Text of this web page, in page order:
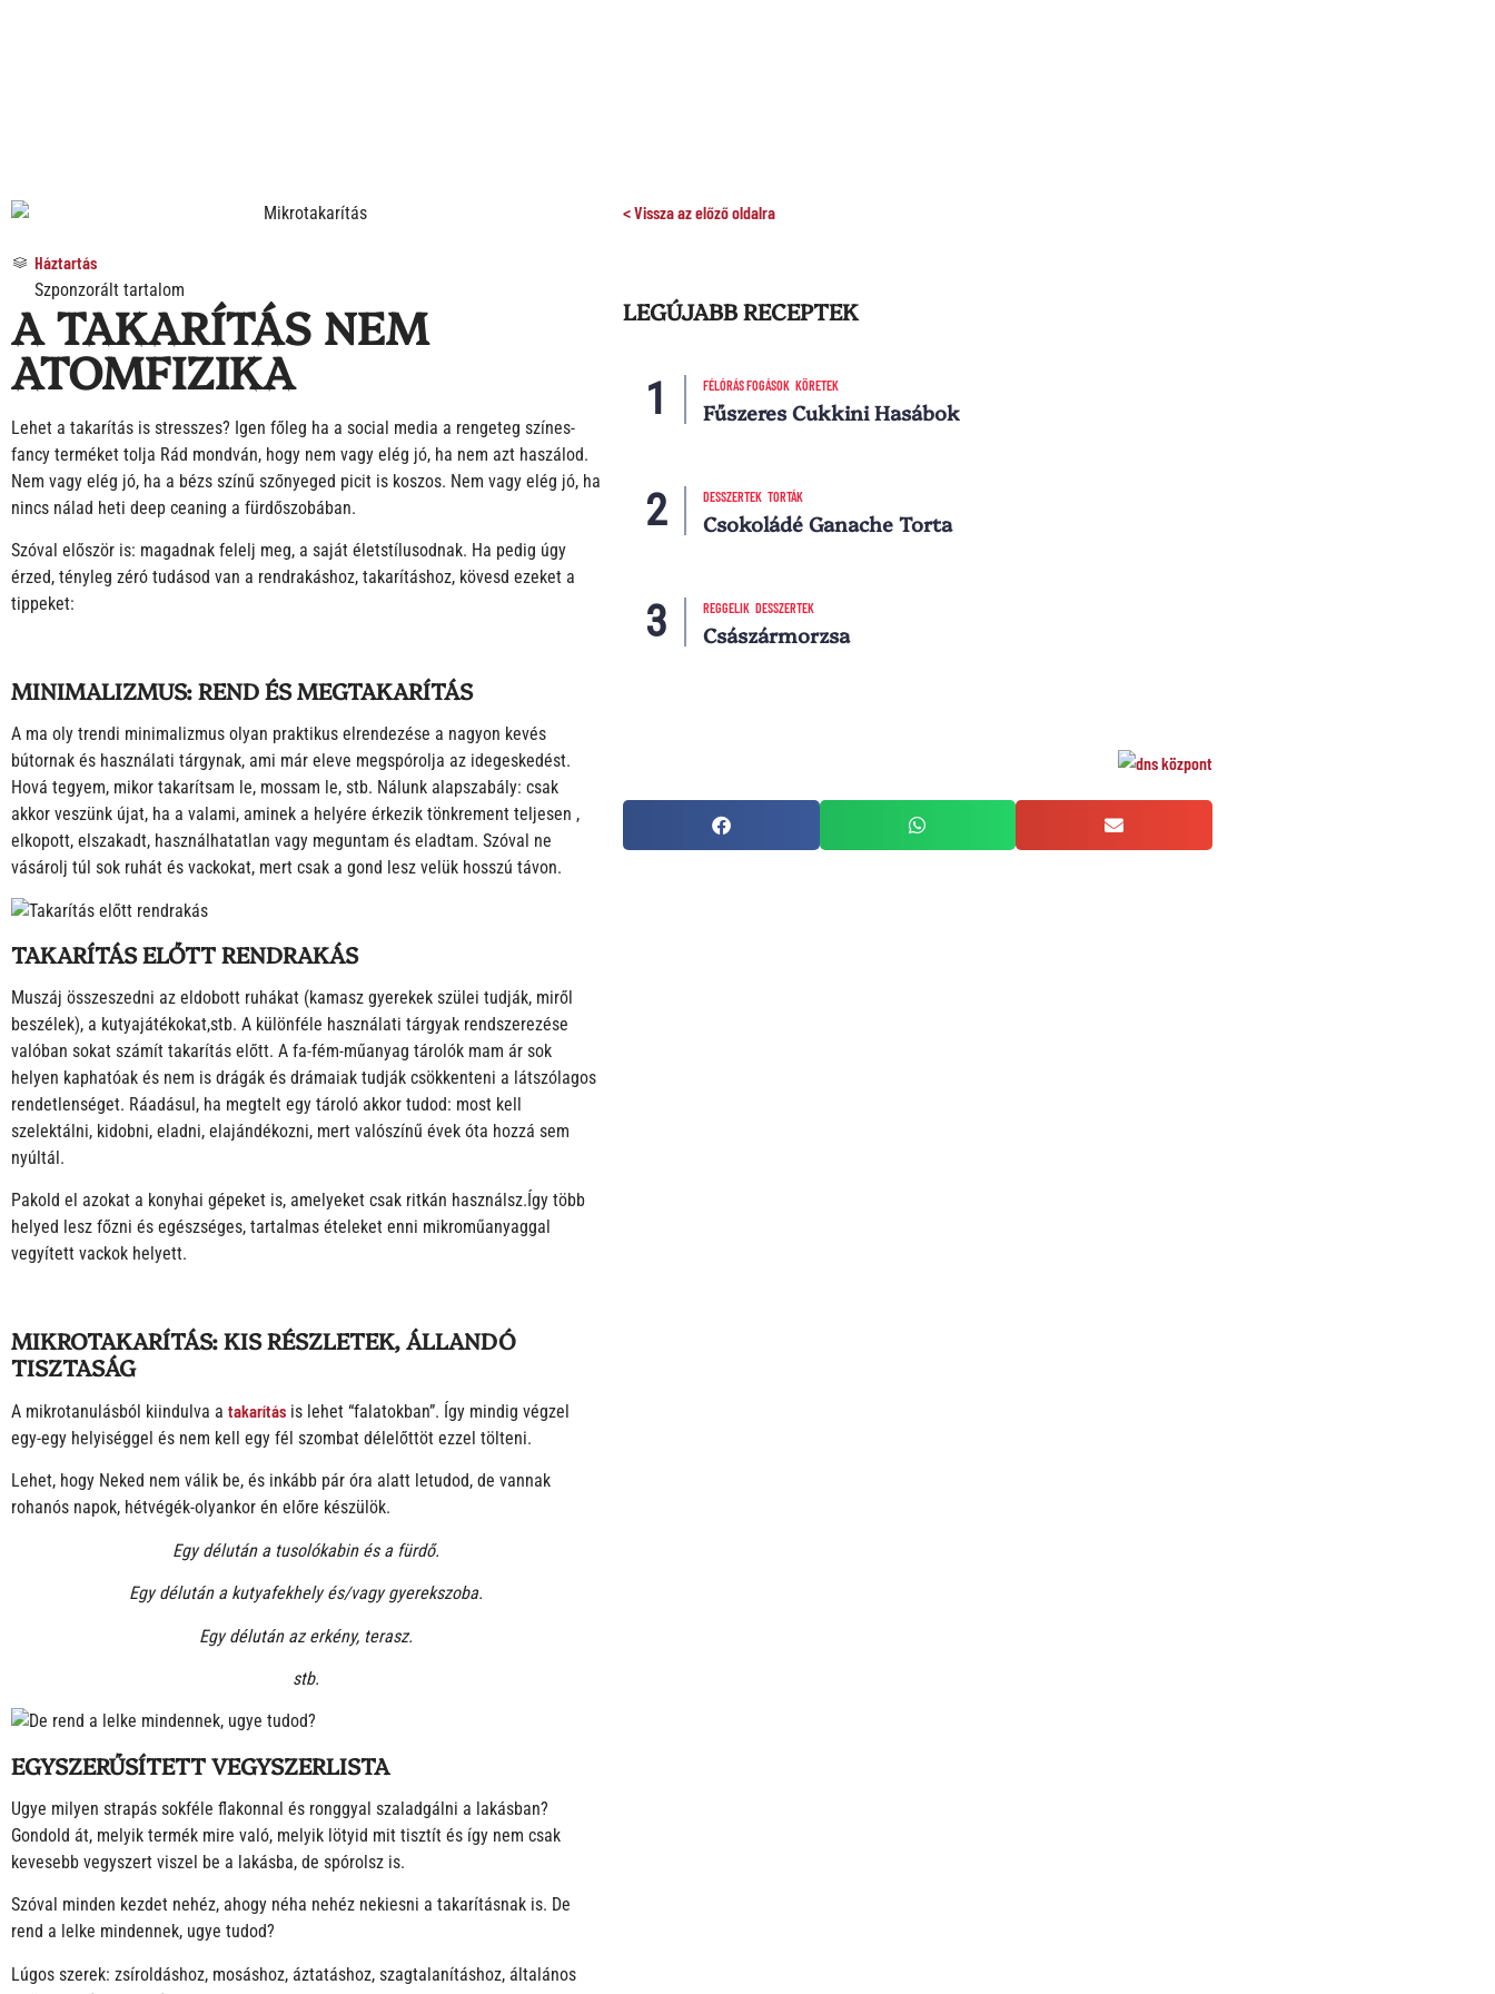
Háztartás
Szponzorált tartalom
A TAKARÍTÁS NEM
ATOMFIZIKA
Lehet a takarítás is stresszes? Igen főleg ha a social media a rengeteg színes-
fancy terméket tolja Rád mondván, hogy nem vagy elég jó, ha nem azt haszálod.
Nem vagy elég jó, ha a bézs színű szőnyeged picit is koszos. Nem vagy elég jó, ha
nincs nálad heti deep ceaning a fürdőszobában.
Szóval először is: magadnak felelj meg, a saját életstílusodnak. Ha pedig úgy
érzed, tényleg zéró tudásod van a rendrakáshoz, takarításhoz, kövesd ezeket a
tippeket:
MINIMALIZMUS: REND ÉS MEGTAKARÍTÁS
A ma oly trendi minimalizmus olyan praktikus elrendezése a nagyon kevés
bútornak és használati tárgynak, ami már eleve megspórolja az idegeskedést.
Hová tegyem, mikor takarítsam le, mossam le, stb. Nálunk alapszabály: csak
akkor veszünk újat, ha a valami, aminek a helyére érkezik tönkrement teljesen ,
elkopott, elszakadt, használhatatlan vagy meguntam és eladtam. Szóval ne
vásárolj túl sok ruhát és vackokat, mert csak a gond lesz velük hosszú távon.
TAKARÍTÁS ELŐTT RENDRAKÁS
Muszáj összeszedni az eldobott ruhákat (kamasz gyerekek szülei tudják, miről
beszélek), a kutyajátékokat,stb. A különféle használati tárgyak rendszerezése
valóban sokat számít takarítás előtt. A fa-fém-műanyag tárolók mam ár sok
helyen kaphatóak és nem is drágák és drámaiak tudják csökkenteni a látszólagos
rendetlenséget. Ráadásul, ha megtelt egy tároló akkor tudod: most kell
szelektálni, kidobni, eladni, elajándékozni, mert valószínű évek óta hozzá sem
nyúltál.
Pakold el azokat a konyhai gépeket is, amelyeket csak ritkán használsz.Így több
helyed lesz főzni és egészséges, tartalmas ételeket enni mikroműanyaggal
vegyített vackok helyett.
MIKROTAKARÍTÁS: KIS RÉSZLETEK, ÁLLANDÓ
TISZTASÁG
A mikrotanulásból kiindulva a takarítás is lehet “falatokban”. Így mindig végzel
egy-egy helyiséggel és nem kell egy fél szombat délelőttöt ezzel tölteni.
Lehet, hogy Neked nem válik be, és inkább pár óra alatt letudod, de vannak
rohanós napok, hétvégék-olyankor én előre készülök.
Egy délután a tusolókabin és a fürdő.
Egy délután a kutyafekhely és/vagy gyerekszoba.
Egy délután az erkény, terasz.
stb.
EGYSZERŰSÍTETT VEGYSZERLISTA
Ugye milyen strapás sokféle flakonnal és ronggyal szaladgálni a lakásban?
Gondold át, melyik termék mire való, melyik lötyid mit tisztít és így nem csak
kevesebb vegyszert viszel be a lakásba, de spórolsz is.
Szóval minden kezdet nehéz, ahogy néha nehéz nekiesni a takarításnak is. De
rend a lelke mindennek, ugye tudod?
Lúgos szerek: zsíroldáshoz, mosáshoz, áztatáshoz, szagtalanításhoz, általános
< Vissza az előző oldalra
LEGÚJABB RECEPTEK
FÉLÓRÁS FOGÁSOK KÖRETEK
Fűszeres Cukkini Hasábok
DESSZERTEK TORTÁK
Csokoládé Ganache Torta
REGGELIK DESSZERTEK
Császármorzsa